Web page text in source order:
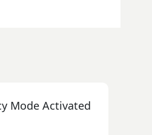
Mode Activated